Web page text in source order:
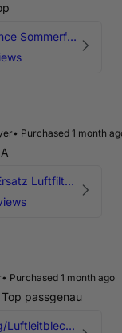
HPerformance Sommerfest 2026
• Purchased 1 month
Konischer Ersatz Luftfilter Pilz - 4" & 5" Offene Ansaugung
• Purchased 1 month ago
passgenau
Luftführung/Luftleitblech 5" 125mm offene Ansaugung HPerformance